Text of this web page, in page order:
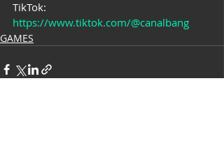
https://www.tiktok.com/@canalbang
GAMES